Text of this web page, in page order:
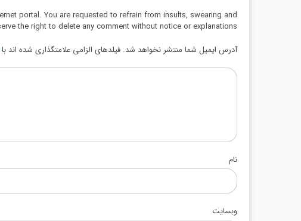
portal. You are requested to refrain from insults, swearing and
the right to delete any comment without notice or explanations.
آدرس ایمیل شما منتشر نخواهد شد. فیلدهای الزامی علامتگذاری شده اند با
نام
وبسایت